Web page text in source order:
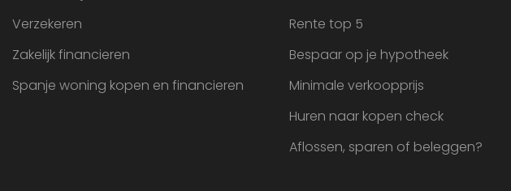
Verzekeren
Zakelijk financieren
Spanje woning kopen en financieren
Rente top 5
Bespaar op je hypotheek
Minimale verkoopprijs
Huren naar kopen check
Aflossen, sparen of beleggen?